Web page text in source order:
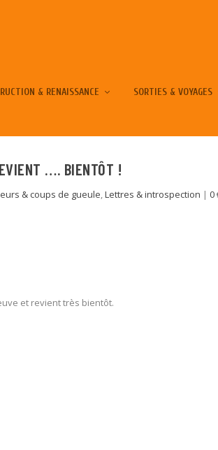
& RENAISSANCE SORTIES & VOYAGES
…. BIENTÔT !
& coups de gueule,Lettres & introspection |0
et revient très bientôt.